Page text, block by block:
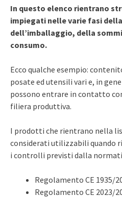
In questo elenco rientrano
impiegati nelle varie fasi
dell’imballaggio, della
consumo.
Ecco qualche esempio:
posate ed utensili vari e, in
possono entrare in contatto
filiera produttiva.
I prodotti che rientrano nella
considerati utilizzabili quando
i controlli previsti dalla
Regolamento CE 1935/
Regolamento CE 2023/